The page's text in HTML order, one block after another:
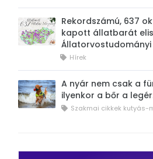
Rekordszámú, 637
kapott állatbarát
Állatorvostudományi
Hírek
A nyár nem csak a
ilyenkor a bőr a
Szakmai cikkek